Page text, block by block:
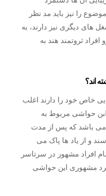
را نیز باید مد نظر
های دیگری نیز دارند، به
ثروتمند هند به
اند؟
خاص خود را دارند اغلب
حواشی مربوط به
باشد که پس از مدت
و از یاد ها پاک می
افراد مشهور در سرتاسر
مشهوری این حواشی